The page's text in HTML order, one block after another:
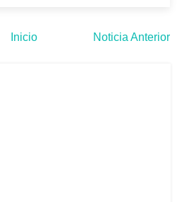
Inicio Noticia Anterior